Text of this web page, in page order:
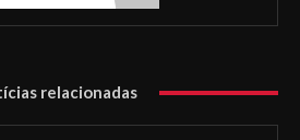
relacionadas